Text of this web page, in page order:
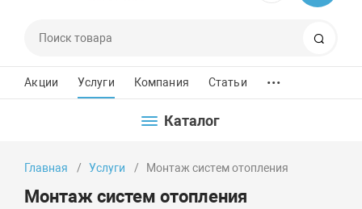
8 (800)
Акции Услуги Компания Статьи ...
Каталог
Главная Услуги Монтаж систем отопления
Монтаж систем отопления